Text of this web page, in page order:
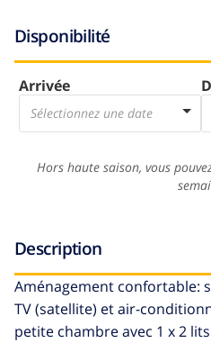
Disponibilité
Arrivée
Sélectionnez une date
Hors haute saison, vous
Description
Aménagement confortable:
TV (satellite) et air-
petite chambre avec 1 x 2